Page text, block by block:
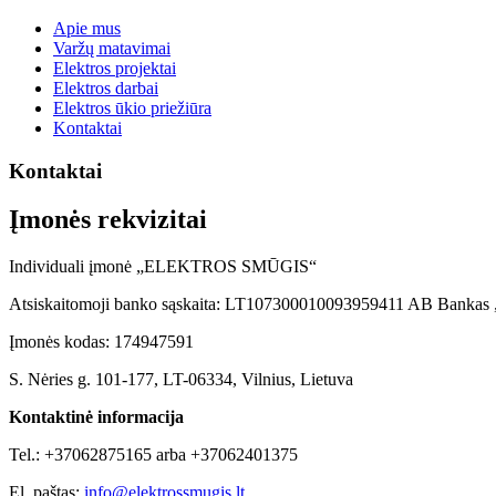
Apie mus
Varžų matavimai
Elektros projektai
Elektros darbai
Elektros ūkio priežiūra
Kontaktai
Kontaktai
Įmonės rekvizitai
Individuali įmonė „ELEKTROS SMŪGIS“
Atsiskaitomoji banko sąskaita: LT107300010093959411 AB Bankas
Įmonės kodas: 174947591
S. Nėries g. 101-177, LT-06334, Vilnius, Lietuva
Kontaktinė informacija
Tel.: +37062875165 arba +37062401375